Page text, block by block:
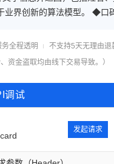
业界创新的算法模型。 ◆
务全程透明
不支持5天无理由退
资金盗取均由线下交易导致。）
调试
发起请求